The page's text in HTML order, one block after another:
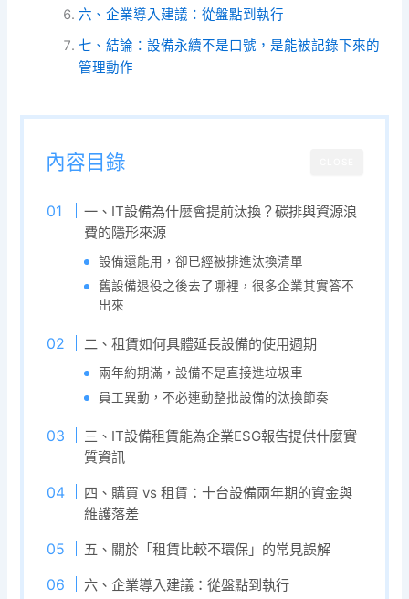
六、企業導入建議：從盤點到執行
七、結論：設備永續不是口號，是能被記錄下來的
管理動作
內容目錄
一、IT設備為什麼會提前汰換？碳排與資源浪
費的隱形來源
設備還能用，卻已經被排進汰換清單
舊設備退役之後去了哪裡，很多企業其實答不
出來
二、租賃如何具體延長設備的使用週期
兩年約期滿，設備不是直接進垃圾車
員工異動，不必連動整批設備的汰換節奏
三、IT設備租賃能為企業ESG報告提供什麼實
質資訊
四、購買 vs 租賃：十台設備兩年期的資金與
維護落差
五、關於「租賃比較不環保」的常見誤解
六、企業導入建議：從盤點到執行